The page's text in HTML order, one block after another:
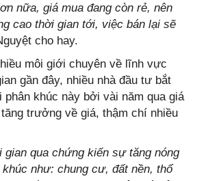
nữa, giá mua đang còn rẻ, nên
cao thời gian tới, việc bán lại sẽ
cho hay.
môi giới chuyên về lĩnh vực
gần đây, nhiều nhà đầu tư bắt
phân khúc này bởi vài năm qua giá
trưởng về giá, thậm chí nhiều
gian qua chứng kiến sự tăng nóng
khúc như: chung cư, đất nền, thổ